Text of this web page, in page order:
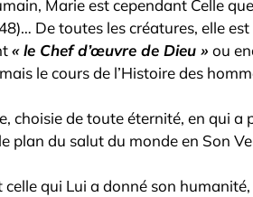
Marie est cependant Celle que
De toutes les créatures, elle
« le Chef d’œuvre de Dieu » ou
le cours de l’Histoire des
choisie de toute éternité, en qui a
plan du salut du monde en Son
celle qui Lui a donné son